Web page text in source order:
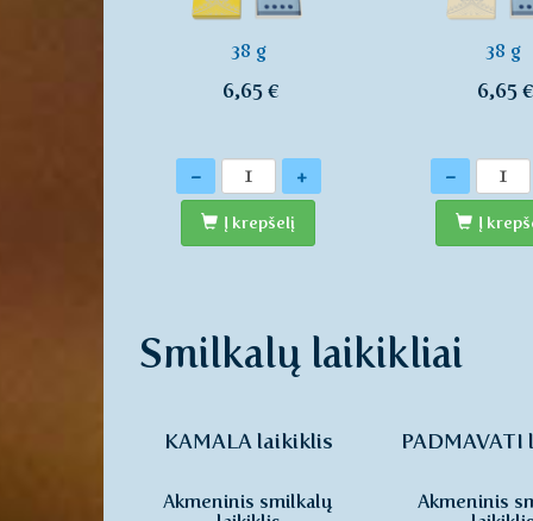
38 g
6,65 €
- +
Į krepšelį
38 g
6,65 €
-
Į
Smilkalų laikikliai
KAMALA laikiklis
Akmeninis smilkalų
Akmeninis